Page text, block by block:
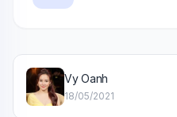
Vy Oanh
18/05/2021
🤖Wiki Trợ Lý